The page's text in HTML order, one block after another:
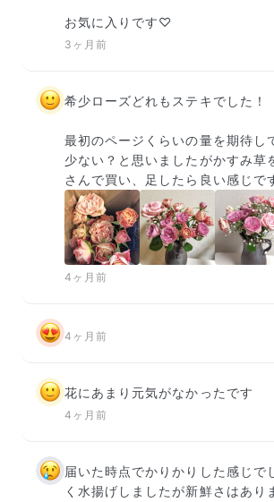
お気に入りです♡
3ヶ月前
希少ローズどれもステキでした！
最初のページくらいの量を期待し
少ない？と思いましたがかすみ草
さんで買い、足したら良い感じで
4ヶ月前
4ヶ月前
花にあまり元気がなかったです
4ヶ月前
届いた時点でかりかりした感じで
く水揚げしましたが新鮮さはあり